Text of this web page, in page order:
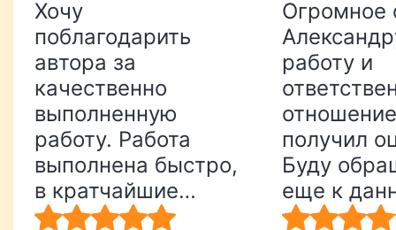
Хочу
поблагодарить
автора за
качественно
выполненную
работу. Работа
выполнена быстро,
в кратчайшие
сроки. Спасибо!
Огромное
работу и
получил
Буду
еще к